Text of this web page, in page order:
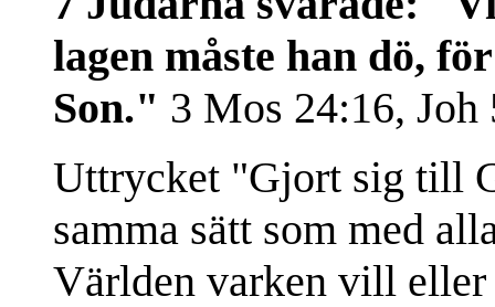
lagen måste han dö,
Son." 3 Mos 24:16, Joh
Uttrycket "Gjort sig till
samma sätt som med
Världen varken vill eller